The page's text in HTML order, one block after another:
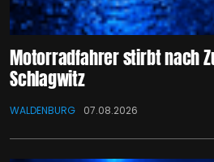
Motorradfahrer stirbt nach
Schlagwitz
WALDENBURG 07.08.2026